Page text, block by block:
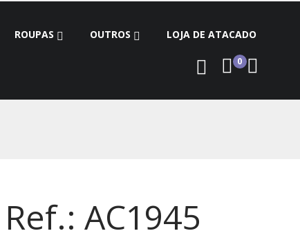
ROUPAS OUTROS LOJA DE ATACADO
0
AC1945